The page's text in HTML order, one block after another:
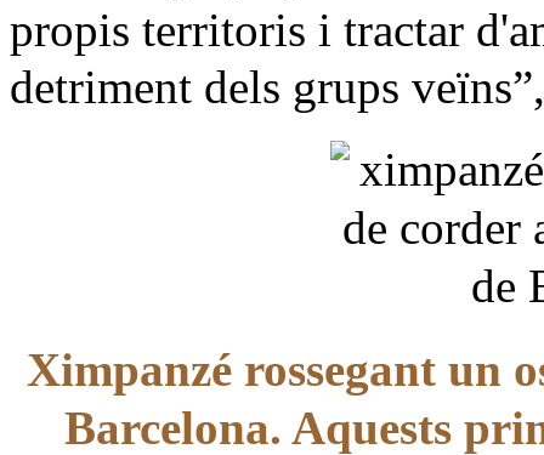
propis territoris i tractar
detriment dels grups
Ximpanzé rossegant un
Barcelona. Aquests